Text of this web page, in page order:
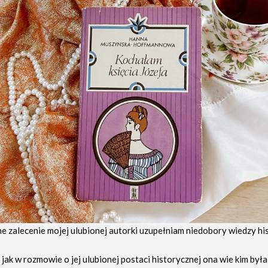
zalecenie mojej ulubionej autorki uzupełniam niedobory wiedzy
w rozmowie o jej ulubionej postaci historycznej ona wie kim